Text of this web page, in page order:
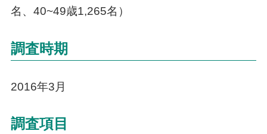
名、40~49歳1,265名）
調査時期
2016年3月
調査項目